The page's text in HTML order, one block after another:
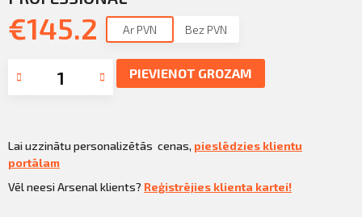
KLIENTU PORTĀLS
KĻŪT PAR KLIENTU
Iziet
€145.2 Ar PVN Bez PVN
PIEVIENOT GROZAM
Lai uzzinātu personalizētās cenas, pieslēdzies klientu
portālam
Vēl neesi Arsenal klients? Reģistrējies klienta kartei!